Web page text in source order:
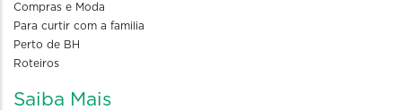
Compras e Moda
Para curtir com a familia
Perto de BH
Roteiros
Saiba Mais